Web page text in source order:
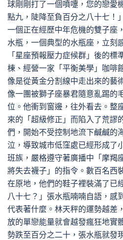
球剛剛打了一個噴嚏，您的戀愛
點九，陡降至負百分之八十七！
一個正在經歷中年危機的雙子座
水瓶，一個典型的水瓶座，立刻
「星座預報壓力症候群」後的
棟、經營一家「平衡美學」咖啡
像是從黃金分割線中走出來的藝
像一團被獅子座暴君隨意亂踢的
位。他衝到窗邊，往外看去。整
來的「超級修正」而陷入了荒謬
們，開始不受控制地流下鹹鹹的
泣，導致城市低窪處已經形成了
班族，嚴格遵守著廣播中「摩羯
將失去襪子」的指令。數百名西
在原地，他們的鞋子裡裝滿了已
八十七？」張水瓶喃喃自語，感
代表著什麼。林天秤的運勢越差
放的單戀能量就會越發瘋狂地實
勢跌至百分之二十，張水瓶就發